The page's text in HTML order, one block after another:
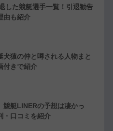
した競艇選手一覧！引退勧告
由も紹介
犬猿の仲と噂される人物まと
付きで紹介
競艇LINERの予想は凄かっ
・口コミを紹介